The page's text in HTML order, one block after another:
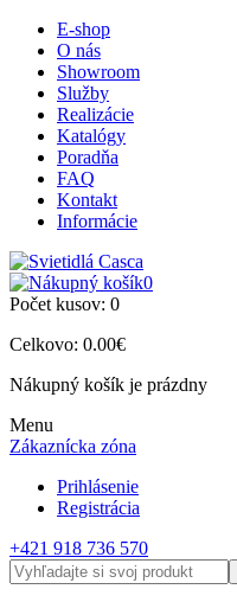
E-shop
O nás
Showroom
Služby
Realizácie
Katalógy
Poradňa
FAQ
Kontakt
Informácie
0
Počet kusov: 0
Celkovo: 0.00€
Nákupný košík je prázdny
Menu
Zákaznícka zóna
Prihlásenie
Registrácia
+421 918 736 570